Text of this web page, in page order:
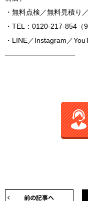
・無料点検／無料見積り
・TEL：0120-217-854（
・LINE／Instagram／
――――――――――
前の記事へ